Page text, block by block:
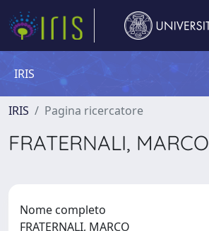
IRIS
IRIS Pagina ricercatore
FRATERNALI, MARCO
Nome completo
FRATERNALI, MARCO